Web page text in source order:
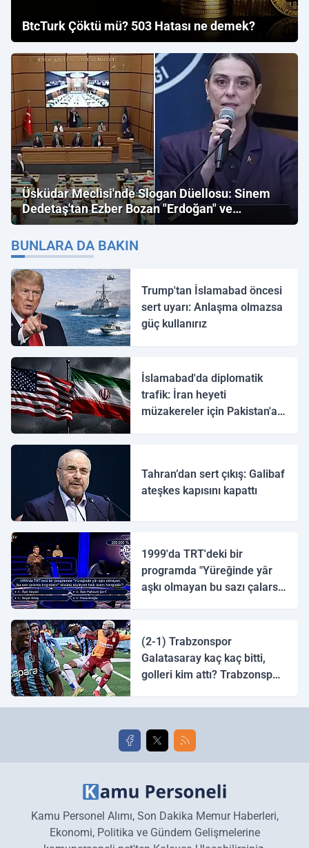
BtcTurk Çöktü mü? 503 Hatası ne demek?
Üsküdar Meclisi'nde Slogan Düellosu: Sinem
Dedetaş'tan Ezber Bozan "Erdoğan" ve
"İmamoğlu" Çıkışı!
BUNLARA DA BAKIN
Trump'tan İslamabad öncesi
sert uyarı: Anlaşma olmazsa
güç kullanırız
İslamabad'da diplomatik
trafik: İran heyeti
müzakereler için Pakistan'a
Tahran’dan sert çıkış: Galibaf
ateşkes kapısını kapattı
1999'da TRT'deki bir
programda "Yüreğinde yâr
aşkı olmayan bu sazı çalarsa
(2-1) Trabzonspor
Galatasaray kaç kaç bitti,
golleri kim attı? Trabzonspor
golleri!
Kamu Personel Alımı, Son Dakika Memur Haberleri,
Ekonomi, Politika ve Gündem Gelişmelerine